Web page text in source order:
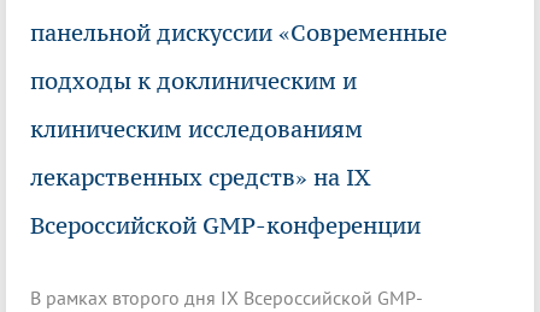
панельной дискуссии «Современные
подходы к доклиническим и
клиническим исследованиям
лекарственных средств» на IX
Всероссийской GMP-конференции
В рамках второго дня IX Всероссийской GMP-